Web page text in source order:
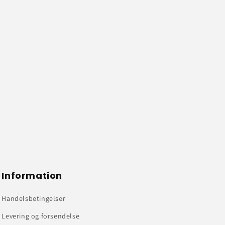
Information
Handelsbetingelser
Levering og forsendelse